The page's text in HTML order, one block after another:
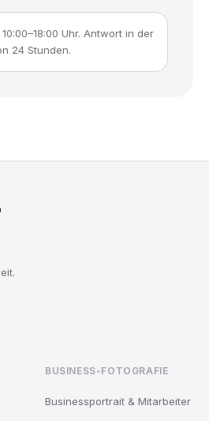
10:00–18:00 Uhr. Antwort in der
24 Stunden.
BUSINESS-FOTOGRAFIE
Businessportrait & Mitarbeiter